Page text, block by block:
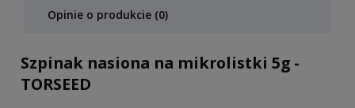
Opinie o produkcie (0)
Szpinak nasiona na mikrolistki 5g -
TORSEED